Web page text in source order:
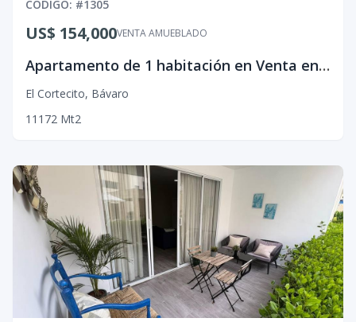
CÓDIGO: #1305
VENTA AMUEBLADO
US$ 154,000
Apartamento de 1 habitación en Venta en El Cortecito, Bávaro.
El Cortecito, Bávaro
1 1 1 72 Mt2